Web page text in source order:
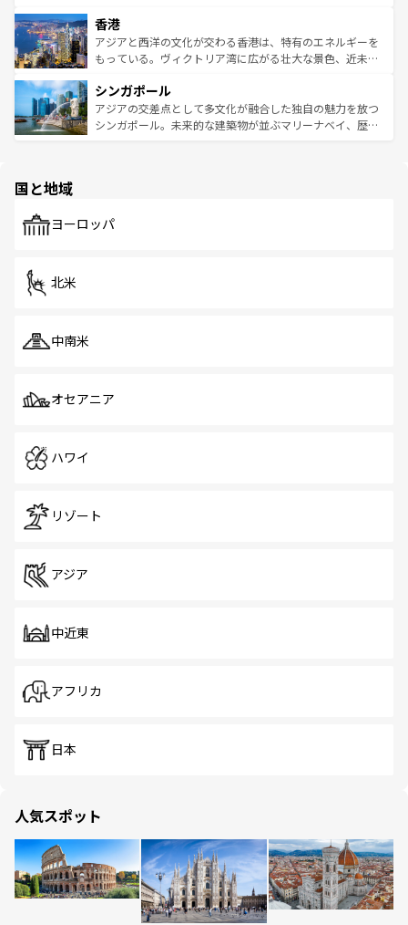
とつ。フォーやバインミー、ベトナムコーヒーなどは、ぜ
ひ現地で味わいたい。どの地域を訪れてもあたたかい人々
が旅行者を迎えてくれるので、きっと忘れられない旅にな
参照してほしい。
の活気が交差している。北部ではチェンマイなどの山岳地
帯で自然と触れ合い、南部ではプーケットやクラビの美し
いビーチでリゾート気分を楽しむことができる。タイ料理
激する。気候は一年中温暖で、どの季節にも異なる楽しみ
が待っている。親しみやすいタイの人々、仏教を中心とし
た文化、そして多様な観光資源が、訪れる旅人を魅了し続
香港
アジアと西洋の文化が交わる香港は、特有のエネルギーを
もっている。ヴィクトリア湾に広がる壮大な景色、近未来
み、どこを訪れても感動するはず。観光スポットが密集し
ており、効率よく見どころを回れるのも魅力。息をのむよ
うな絶景から文化的な体験まで、香港を存分に楽しみ尽く
シンガポール
アジアの交差点として多文化が融合した独自の魅力を放つ
シンガポール。未来的な建築物が並ぶマリーナベイ、歴史
で、ホーカーズは地元の風情を楽しめる外せないスポット
国と地域
ヨーロッパ
北米
中南米
オセアニア
ハワイ
リゾート
アジア
中近東
アフリカ
日本
人気スポット